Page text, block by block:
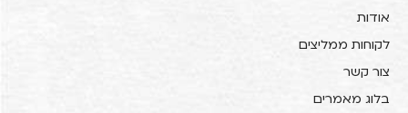
אודות
לקוחות ממליצים
צור קשר
בלוג מאמרים